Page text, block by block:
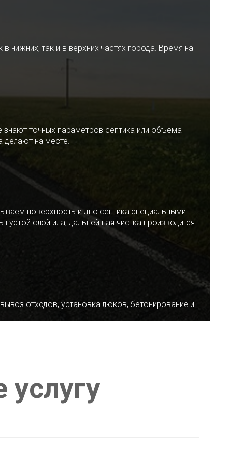
так и в верхних частях города. Время на
точных параметров септика или объема
делают на месте.
поверхность и дно септика специальными
слой ила, дальнейшая чистка производится
отходов, установка люков, бетонирование и
услугу